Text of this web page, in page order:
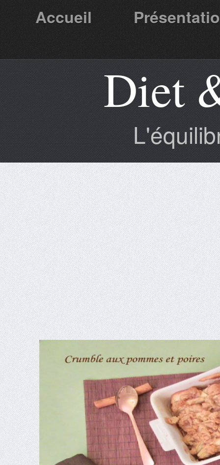
Accueil
Partenaires Diet